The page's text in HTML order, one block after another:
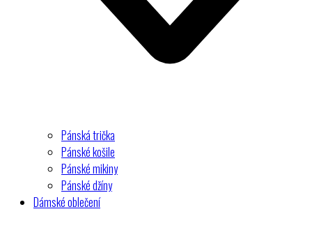
Pánská trička
Pánské košile
Pánské mikiny
Pánské džíny
Dámské oblečení